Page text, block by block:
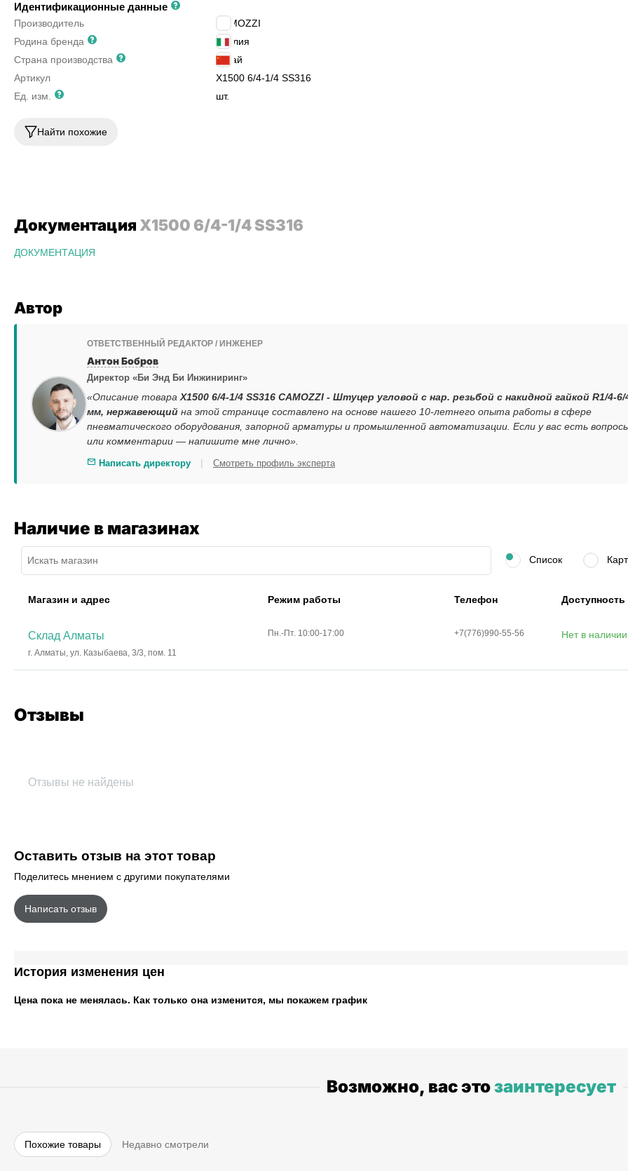
Идентификационные данные
Производитель
CAMOZZI
Родина бренда
Италия
Страна производства
Китай
Артикул
X1500 6/4-1/4 SS316
Ед. изм.
шт.
Найти похожие
Документация X1500 6/4-1/4 SS316
ДОКУМЕНТАЦИЯ
Автор
ОТВЕТСТВЕННЫЙ РЕДАКТОР / ИНЖЕНЕР
Антон Бобров
Директор «Би Энд Би Инжиниринг»
«Описание товара X1500 6/4-1/4 SS316 CAMOZZI - Штуцер угловой с нар. резьбой с накидной гайкой R1/4-6/
мм, нержавеющий на этой странице составлено на основе нашего 10-летнего опыта работы в сфере
пневматического оборудования, запорной арматуры и промышленной автоматизации. Если у вас есть
или комментарии — напишите мне лично».
Написать директору | Смотреть профиль эксперта
Наличие в магазинах
Список
Магазин и адрес Режим работы Телефон Доступность
Склад Алматы
г. Алматы, ул. Казыбаева, 3/3, пом. 11
Пн.-Пт. 10:00-17:00 +7(776)990-55-56 Нет в наличии
Отзывы
Отзывы не найдены
Оставить отзыв на этот товар
Поделитесь мнением с другими покупателями
Написать отзыв
История изменения цен
Цена пока не менялась. Как только она изменится, мы покажем график
Возможно, вас этозаинтересует
Похожие товары Недавно смотрели